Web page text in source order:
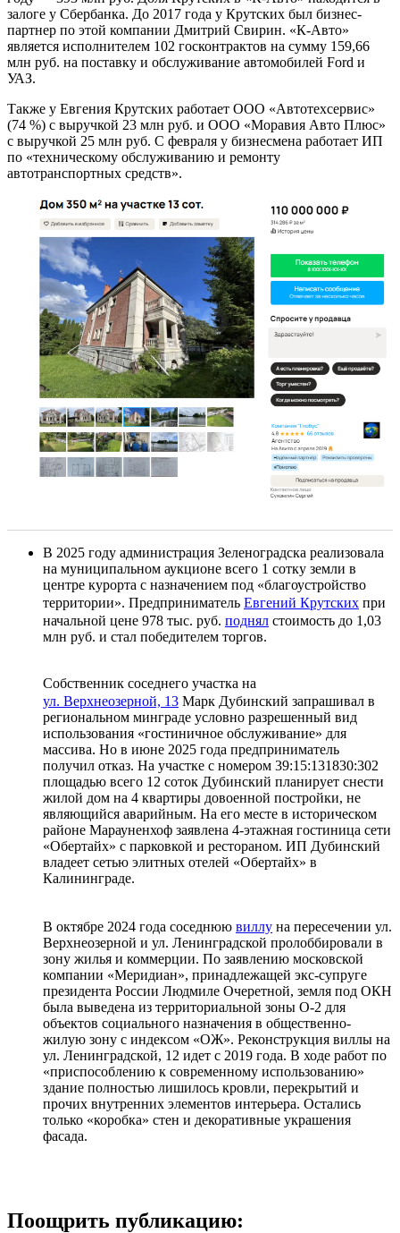
залоге у Сбербанка. До 2017 года у Крутских был бизнес-
партнер по этой компании Дмитрий Свирин. «К-Авто»
является исполнителем 102 госконтрактов на сумму 159,66
млн руб. на поставку и обслуживание автомобилей Ford и
УАЗ.
Также у Евгения Крутских работает ООО «Автотехсервис»
(74 %) с выручкой 23 млн руб. и ООО «Моравия Авто Плюс»
с выручкой 25 млн руб. С февраля у бизнесмена работает ИП
по «техническому обслуживанию и ремонту
автотранспортных средств».
В 2025 году администрация Зеленоградска реализовала
на муниципальном аукционе всего 1 сотку земли в
центре курорта с назначением под «благоустройство
территории». Предприниматель Евгений Крутских при
начальной цене 978 тыс. руб. поднял стоимость до 1,03
млн руб. и стал победителем торгов.
Собственник соседнего участка на
ул. Верхнеозерной, 13 Марк Дубинский запрашивал в
региональном минграде условно разрешенный вид
использования «гостиничное обслуживание» для
массива. Но в июне 2025 года предприниматель
получил отказ. На участке с номером 39:15:131830:302
площадью всего 12 соток Дубинский планирует снести
жилой дом на 4 квартиры довоенной постройки, не
являющийся аварийным. На его месте в историческом
районе Марауненхоф заявлена 4-этажная гостиница сети
«Обертайх» с парковкой и рестораном. ИП Дубинский
владеет сетью элитных отелей «Обертайх» в
Калининграде.
В октябре 2024 года соседнюю виллу на пересечении ул.
Верхнеозерной и ул. Ленинградской пролоббировали в
зону жилья и коммерции. По заявлению московской
компании «Меридиан», принадлежащей экс-супруге
президента России Людмиле Очеретной, земля под ОКН
была выведена из территориальной зоны О-2 для
объектов социального назначения в общественно-
жилую зону с индексом «ОЖ». Реконструкция виллы на
ул. Ленинградской, 12 идет с 2019 года. В ходе работ по
«приспособлению к современному использованию»
здание полностью лишилось кровли, перекрытий и
прочих внутренних элементов интерьера. Остались
только «коробка» стен и декоративные украшения
фасада.
Поощрить публикацию: